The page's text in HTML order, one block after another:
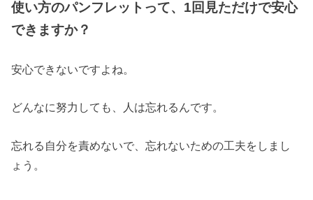
使い方のパンフレットって、1回見ただけで安心
できますか？
安心できないですよね。
どんなに努力しても、人は忘れるんです。
忘れる自分を責めないで、忘れないための工夫をしまし
ょう。